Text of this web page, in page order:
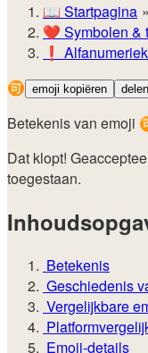
📖 Startpagina
❤️ Symbolen &
❗ Alfanumeriek
🉑 emoji kopiëren delen
Betekenis van emoji
Dat klopt!
toegestaan.
Betekenis
Geschiedenis
Vergelijkbare
Emoji-details